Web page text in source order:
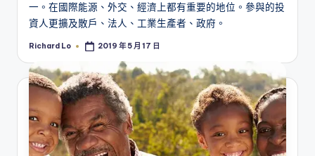
一。在國際能源、外交、經濟上都有重要的地位。參與的投
資人更擴及散戶、法人、工業生產者、政府。
Posted
Richard Lo 2019 年 5 月 17 日